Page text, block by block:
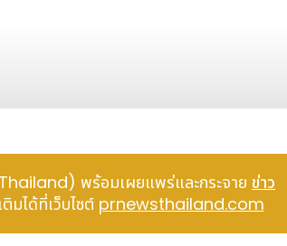
ทางแบรนด์ Marigold Jewelry รู้สึกยินดีที่ได้ร่วม
ดการกองประกวด MISS GRAND CHONBURI
ที่ได้ให้ทางแบรนด์เป็นผู้สนับสนุน พลอยเล
แหน่งในปีนี้ เหมือนสโลแกนที่ว่า #ชลบุรีไม่ได้
วมกว่า 15 ล้านบาท อาทิ สร้อยคอเพชร สร้อย
และซิทริน (Citrine)
ฟซบุ๊ค) Instagram (อินสตาแกรม) Tiktok
พร้อมเผยแพร่และกระจาย ข่าว
มได้ที่เว็บไซต์ prnewsthailand.com